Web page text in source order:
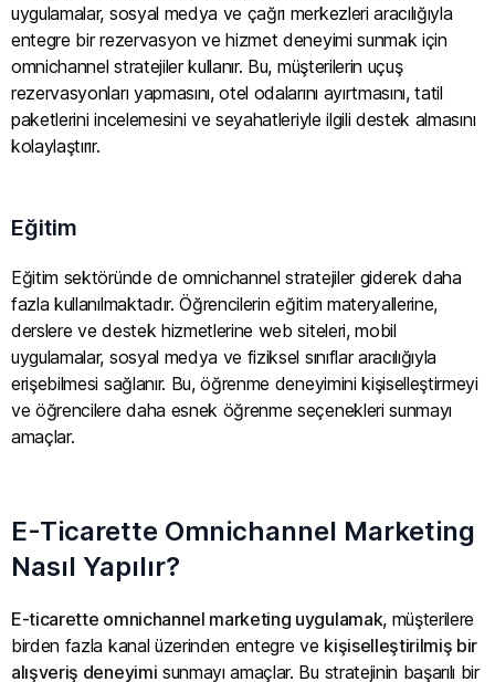
uygulamalar, sosyal medya ve çağrı merkezleri aracılığıyla
entegre bir rezervasyon ve hizmet deneyimi sunmak için
omnichannel stratejiler kullanır. Bu, müşterilerin uçuş
rezervasyonları yapmasını, otel odalarını ayırtmasını, tatil
paketlerini incelemesini ve seyahatleriyle ilgili destek almasını
kolaylaştırır.
Eğitim
Eğitim sektöründe de omnichannel stratejiler giderek daha
fazla kullanılmaktadır. Öğrencilerin eğitim materyallerine,
derslere ve destek hizmetlerine web siteleri, mobil
uygulamalar, sosyal medya ve fiziksel sınıflar aracılığıyla
erişebilmesi sağlanır. Bu, öğrenme deneyimini kişiselleştirmeyi
ve öğrencilere daha esnek öğrenme seçenekleri sunmayı
amaçlar.
E-Ticarette Omnichannel Marketing
Nasıl Yapılır?
E-ticarette omnichannel marketing uygulamak, müşterilere
birden fazla kanal üzerinden entegre ve kişiselleştirilmiş bir
alışveriş deneyimi sunmayı amaçlar. Bu stratejinin başarılı bir